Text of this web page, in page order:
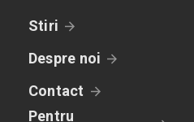
Stiri
Despre noi
Contact
Pentru